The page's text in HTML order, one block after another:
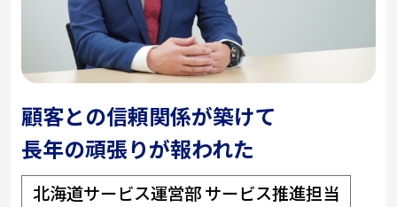
顧客との信頼関係が築けて
長年の頑張りが報われた
北海道サービス運営部 サービス推進担当